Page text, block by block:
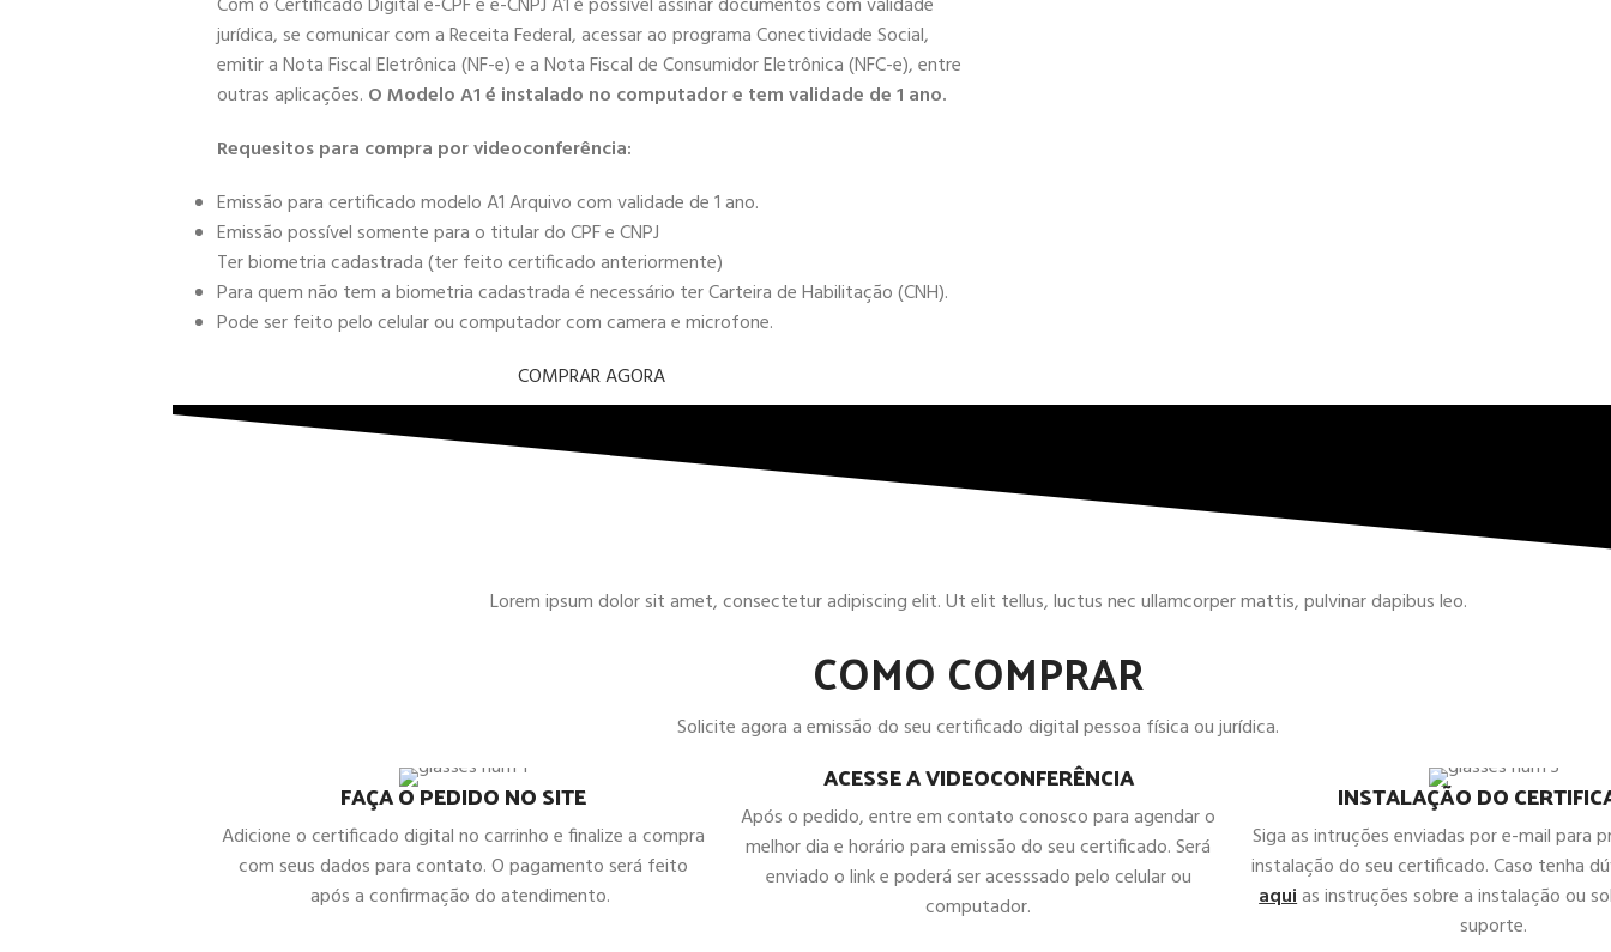
jurídica, se comunicar com a Receita Federal, acessar ao programa Conectividade Social,
emitir a Nota Fiscal Eletrônica (NF-e) e a Nota Fiscal de Consumidor Eletrônica (NFC-e), entre
outras aplicações. O Modelo A1 é instalado no computador e tem validade de 1 ano.
Requesitos para compra por videoconferência:
Emissão para certificado modelo A1 Arquivo com validade de 1 ano.
Emissão possível somente para o titular do CPF e CNPJ
Ter biometria cadastrada (ter feito certificado anteriormente)
Para quem não tem a biometria cadastrada é necessário ter Carteira de Habilitação (CNH).
Pode ser feito pelo celular ou computador com camera e microfone.
COMPRAR AGORA
Lorem ipsum dolor sit amet, consectetur adipiscing elit. Ut elit tellus, luctus nec ullamcorper mattis, pulvinar dapibus leo.
COMO COMPRAR
Solicite agora a emissão do seu certificado digital pessoa física ou jurídica.
FAÇA O PEDIDO NO SITE
Adicione o certificado digital no carrinho e finalize a compra
com seus dados para contato. O pagamento será feito
após a confirmação do atendimento.
ACESSE A VIDEOCONFERÊNCIA
Após o pedido, entre em contato conosco para agendar o
melhor dia e horário para emissão do seu certificado. Será
enviado o link e poderá ser acesssado pelo celular ou
computador.
INSTALAÇÃO DO
Siga as intruções enviadas por e-mail para
instalação do seu certificado. Caso tenha
aquias instruções sobre a instalação ou
suporte.